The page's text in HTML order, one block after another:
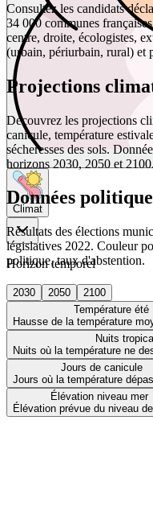
Climat
Horizon temporel
2030 2050
2100
Température été
Hausse de la température
Nuits
Nuits où la température ne
Jours de canicule
Jours où la température
Élévation niveau mer
Élévation prévue du niveau
Consultez les candidats
34 000 communes
centre, droite, écologistes,
(urbain, périurbain, rural) et
Projections
Découvrez les projections
canicule, température
sécheresses des sols.
horizons 2030, 2050 et 2100.
Données
Résultats des élections
législatives 2022. Couleur
politique, taux d'abstention.